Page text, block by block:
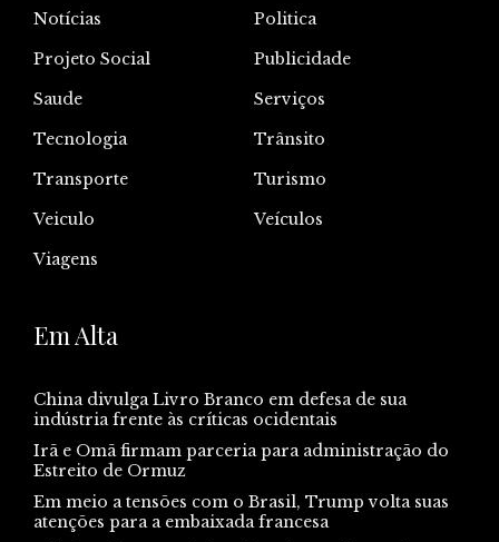
Notícias
Politica
Projeto Social
Publicidade
Saude
Serviços
Tecnologia
Trânsito
Transporte
Turismo
Veiculo
Veículos
Viagens
Em Alta
China divulga Livro Branco em defesa de sua
indústria frente às críticas ocidentais
Irã e Omã firmam parceria para administração do
Estreito de Ormuz
Em meio a tensões com o Brasil, Trump volta suas
atenções para a embaixada francesa